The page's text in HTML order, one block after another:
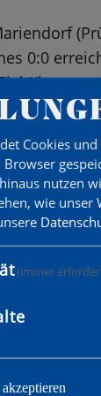
0:0
von uns
Wittig
Cookies
nutzen
wie unser
(immer